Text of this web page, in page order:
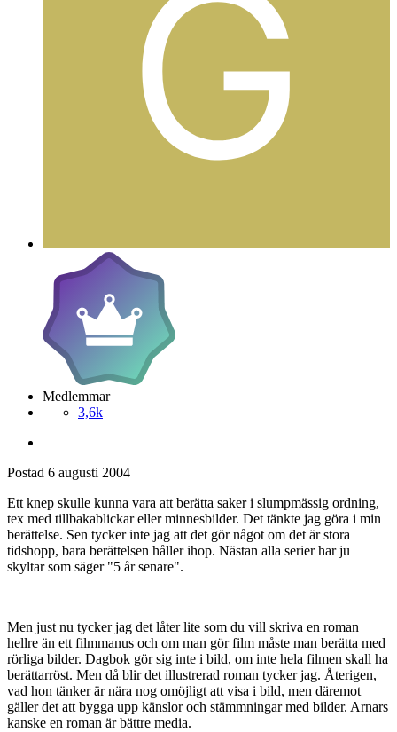
Medlemmar
3,6k
Postad 6 augusti 2004
Ett knep skulle kunna vara att berätta saker i slumpmässig ordning,
tex med tillbakablickar eller minnesbilder. Det tänkte jag göra i min
berättelse. Sen tycker inte jag att det gör något om det är stora
tidshopp, bara berättelsen håller ihop. Nästan alla serier har ju
skyltar som säger "5 år senare".
Men just nu tycker jag det låter lite som du vill skriva en roman
hellre än ett filmmanus och om man gör film måste man berätta med
rörliga bilder. Dagbok gör sig inte i bild, om inte hela filmen skall ha
berättarröst. Men då blir det illustrerad roman tycker jag. Återigen,
vad hon tänker är nära nog omöjligt att visa i bild, men däremot
gäller det att bygga upp känslor och stämmningar med bilder. Arnars
kanske en roman är bättre media.